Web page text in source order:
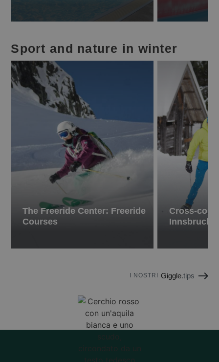
Sport and nature in winter
The Freeride Center: Freeride
Courses
Cross-
Innsbruck
I NOSTRI Giggle.tips